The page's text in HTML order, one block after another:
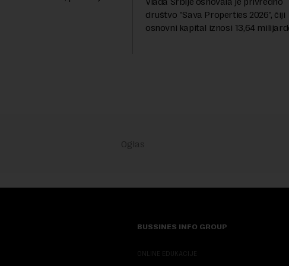
društvo "Sava Properties 2026", čiji
osnovni kapital iznosi 13,64
BUSSINES INFO GROUP
ONLINE EDUKACIJE